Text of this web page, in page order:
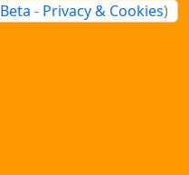
Beta - Privacy & Cookies)